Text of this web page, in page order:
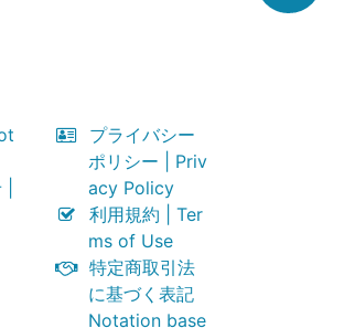
プライバシー
ポリシー | Priv
acy Policy
利用規約 | Ter
ms of Use
特定商取引法
に基づく表記
Notation base